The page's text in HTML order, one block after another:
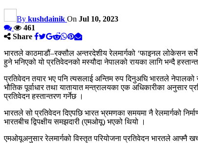
By kushdainik On Jul 10, 2023
461
Share
भारतले काठमाडौं–रक्सौल अन्तरदेशीय रेलमार्गको ‘फाइनल लोकेसन
हुने भनिएको यो प्रतिवेदनको मस्यौदा नेपालको रायका लागि भन्दै
प्रतिवेदन तयार भए पनि त्यसलाई अन्तिम रुप दिनुअघि भारतले नेपालको
भौतिक पूर्वाधार तथा यातायात मन्त्रालयका एक अधिकारीका
प्रतिवेदन हस्तान्तरण गर्नेछ ।
भारतले सो प्रतिवेदन दिएपछि भारत भ्रमणका समयमा नै रेलमार्गको
भारतबीच द्विपक्षीय समझदारी (एमओयू) भएको थियो ।
एमओयूअनुसार रेलमार्गको विस्तृत परियोजना प्रतिवेदन भारतले आफ्नै